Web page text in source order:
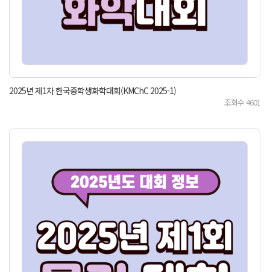
2025년 제1차 한국중학생화학대회(KMChC 2025-1)
조회수 4601